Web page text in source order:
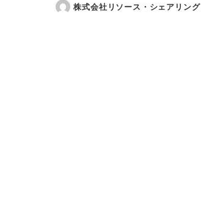
株式会社リソース・シェアリング